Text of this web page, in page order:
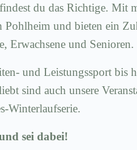
du das Richtige. Mit
und bieten ein
Erwachsene und Senioren.
und Leistungssport bis
sind auch unsere
Winterlaufserie.
sei dabei!